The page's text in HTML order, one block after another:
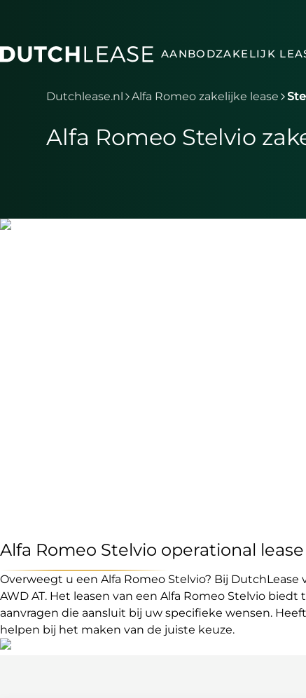
AANBODZAKELIJK
Je bent nu voorbij het hoofdmenu
Dutchlease.nl Alfa Romeo zakelijke lease
Alfa Romeo Stelvio
Alfa Romeo Stelvio operational lease
Overweegt u een Alfa Romeo Stelvio? Bij DutchLease
AWD AT. Het leasen van een Alfa Romeo Stelvio
aanvragen die aansluit bij uw specifieke wensen.
helpen bij het maken van de juiste keuze.